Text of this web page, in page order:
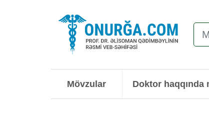
Mövzular Doktor haqqında